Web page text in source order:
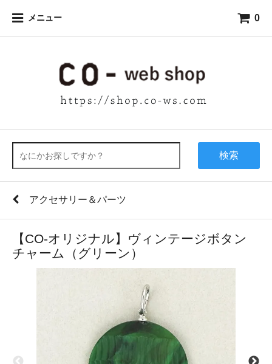
メニュー 0
検索
アクセサリー＆パーツ
【CO-オリジナル】ヴィンテージボタン
チャーム（グリーン）